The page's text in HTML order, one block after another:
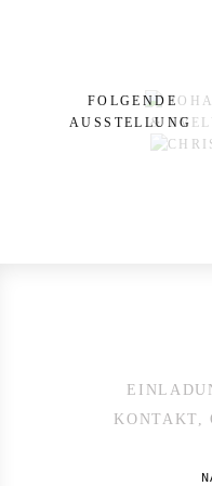
FOLGENDE
AUSSTELLUNG
KONTAKT,